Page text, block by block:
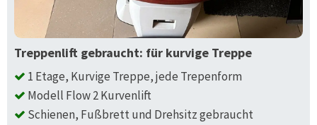
Treppenlift gebraucht: für kurvige Treppe
1 Etage, Kurvige Treppe, jede Trepenform
Modell Flow 2 Kurvenlift
Schienen, Fußbrett und Drehsitz gebraucht